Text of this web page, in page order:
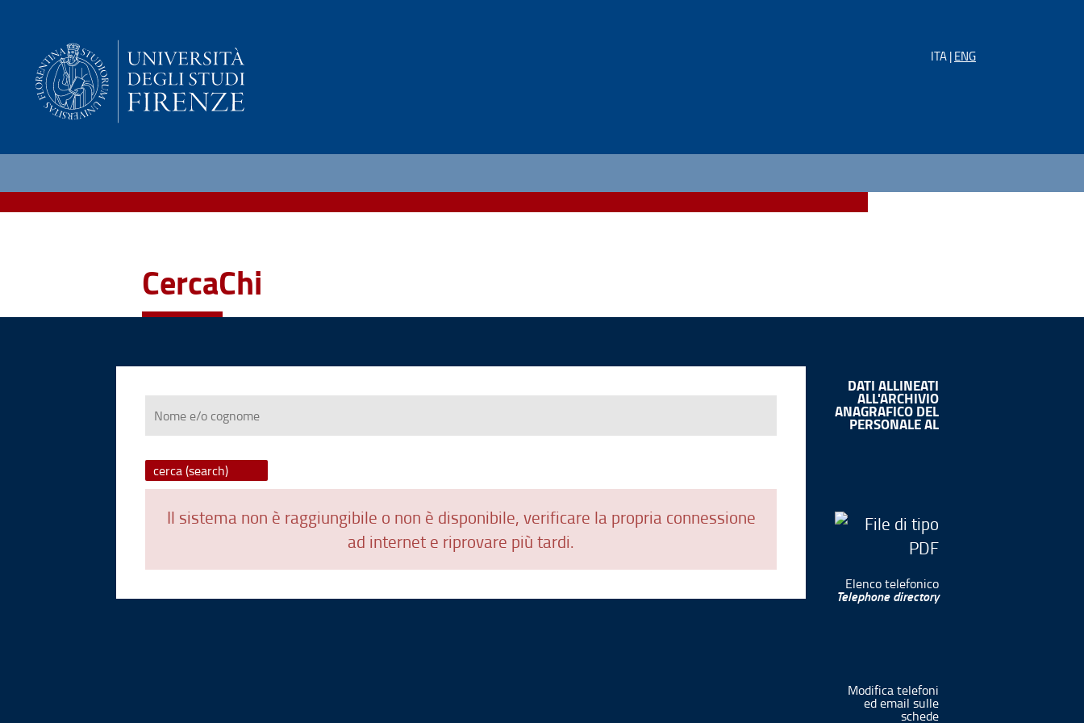
ITA |ENG
CercaChi
Nome
cognome
Il sistema non è raggiungibile o non è disponibile, verificare la propria connessione
ad internet e riprovare più tardi.
DATI ALLINEATI
ALL'ARCHIVIO
ANAGRAFICO DEL
PERSONALE AL
Elenco telefonico
Telephone directory
Modifica telefoni
ed email sulle
schede